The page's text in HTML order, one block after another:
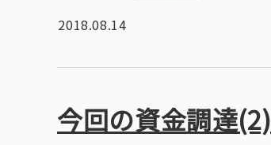
2018.08.14
今回の資金調達(2)